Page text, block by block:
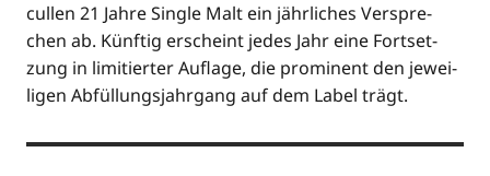
cul­len 21 Jah­re Sin­gle Malt ein jähr­li­ches Ver­spre­
chen ab. Künf­tig erscheint jedes Jahr eine Fort­set­
zung in limi­tier­ter Auf­la­ge, die pro­mi­nent den jewei­
li­gen Abfül­lungs­jahr­gang auf dem Label trägt.